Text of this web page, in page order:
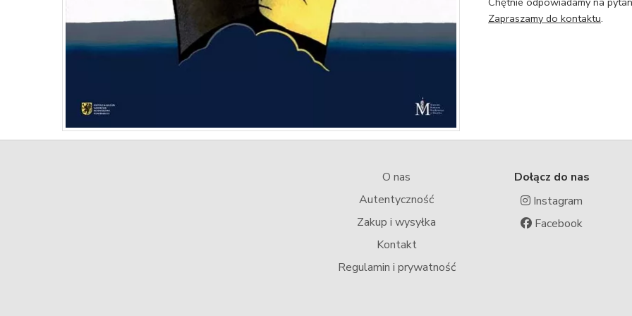
Zapraszamy do kontaktu.
O nas
Autentyczność
Zakup i wysyłka
Kontakt
Regulamin i prywatność
Dołącz do nas
Instagram
Facebook